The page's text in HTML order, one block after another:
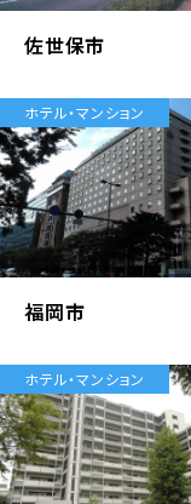
佐世保市
ホテル・マンション
福岡市
ホテル・マンション